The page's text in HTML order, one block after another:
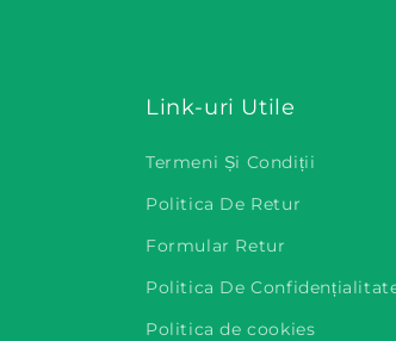
Link-uri Utile
Termeni Și Condiții
Politica De Retur
Formular Retur
Politica De
Politica de cookies